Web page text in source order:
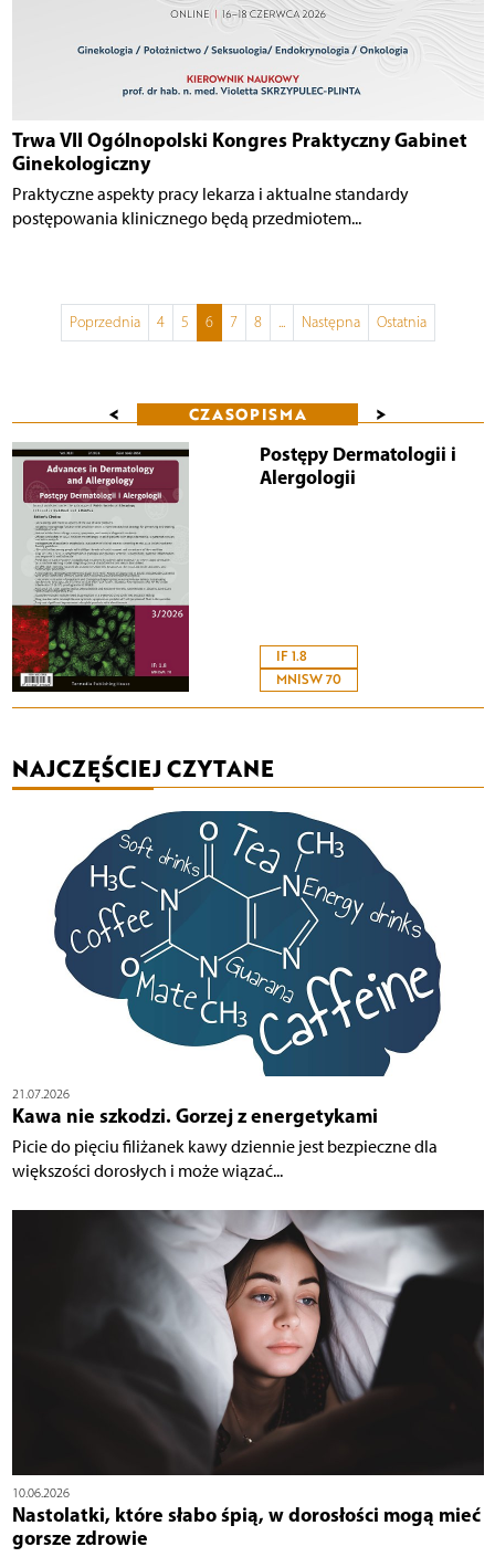
Trwa VII Ogólnopolski Kongres Praktyczny Gabinet
Ginekologiczny
Praktyczne aspekty pracy lekarza i aktualne standardy
postępowania klinicznego będą przedmiotem...
Poprzednia 4 5 6 7 8 ... Następna Ostatnia
< CZASOPISMA >
Postępy Dermatologii i
Alergologii
IF 1.8
MNISW 70
NAJCZĘŚCIEJ CZYTANE
21.07.2026
Kawa nie szkodzi. Gorzej z energetykami
Picie do pięciu filiżanek kawy dziennie jest bezpieczne dla
większości dorosłych i może wiązać...
10.06.2026
Nastolatki, które słabo śpią, w dorosłości mogą mieć
gorsze zdrowie